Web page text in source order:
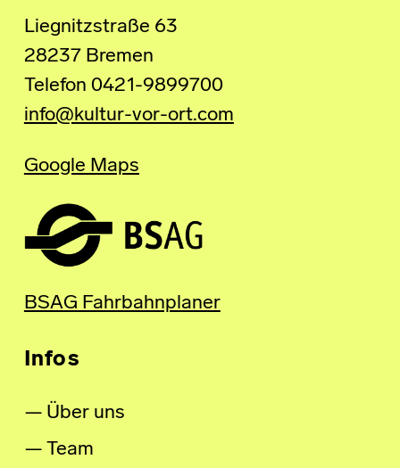
Liegnitzstraße 63
28237 Bremen
Telefon 0421-9899700
info@kultur-vor-ort.com
Google Maps
BSAG Fahrbahnplaner
Infos
Über uns
Team